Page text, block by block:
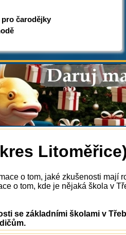
čarodějky
o tom, jaké zkušenosti mají
o tom, kde je nějaká škola v
se základními školami v